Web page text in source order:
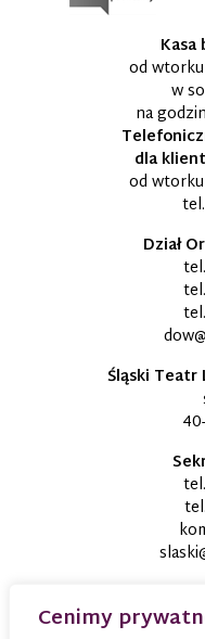
Cenimy
od
w
na
dla
od
tel.
Dział
tel.
tel.
tel.
Śląski Teatr
tel.
tel.